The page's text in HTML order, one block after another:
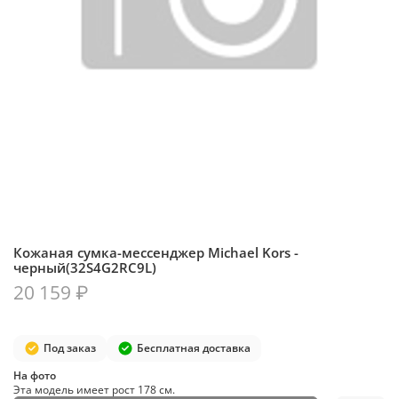
Кожаная сумка-мессенджер Michael Kors -
черный(32S4G2RC9L)
Под заказ Бесплатная доставка
20 159 ₽
На фото
Эта модель имеет рост 178 см.